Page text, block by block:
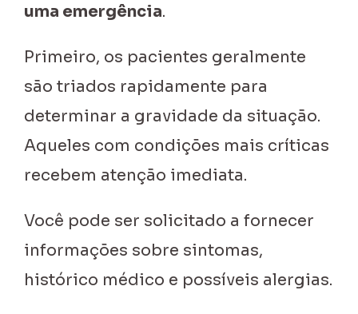
uma emergência.
Primeiro, os pacientes geralmente
são triados rapidamente para
determinar a gravidade da situação.
Aqueles com condições mais críticas
recebem atenção imediata.
Você pode ser solicitado a fornecer
informações sobre sintomas,
histórico médico e possíveis alergias.